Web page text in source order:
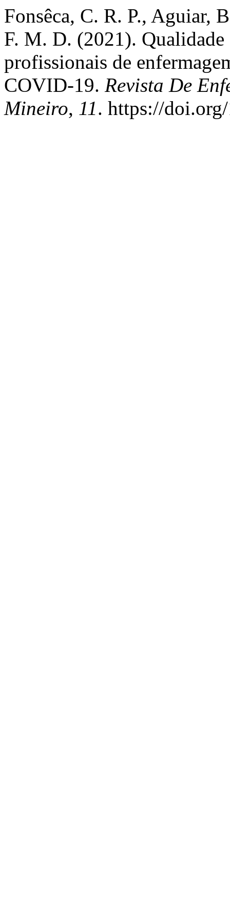
Fonsêca, C. R. P., Aguiar,
F. M. D. (2021).
profissionais de
COVID-19. Revista De
Mineiro, 11. https://